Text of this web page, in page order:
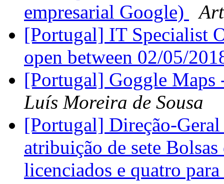
empresarial Google)
[Portugal] IT Specialist
open between 02/05/
[Portugal] Goggle Maps
Luí­s Moreira de Sousa
[Portugal] Direção-
atribuição de sete
licenciados e quatro